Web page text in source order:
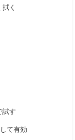
く
試す
て有効